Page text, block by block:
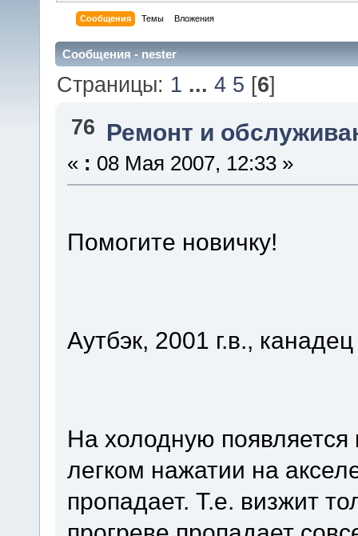
Сообщения Темы Вложения
Сообщения - nester
Страницы: 1 ...4 5 [6]
76 Ремонт и
« : 08 Мая 2007, 12:33 »
Помогите новичку!
Аутбэк, 2001 г.в., канадец
На холодную появляется
легком нажатии на
пропадает. Т.е. визжит